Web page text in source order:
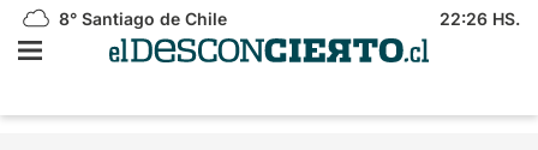
8° Santiago de Chile 22:26 HS.